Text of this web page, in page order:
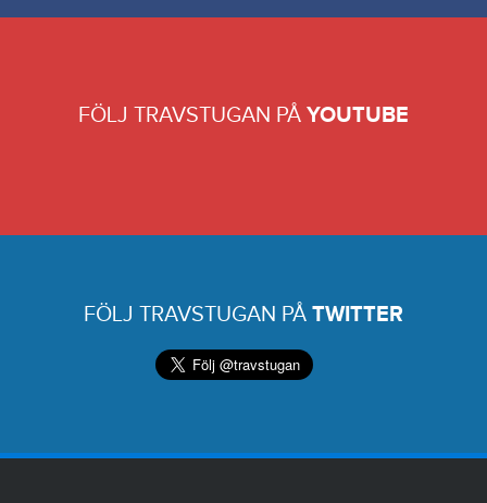
FÖLJ TRAVSTUGAN PÅ YOUTUBE
FÖLJ TRAVSTUGAN PÅ TWITTER